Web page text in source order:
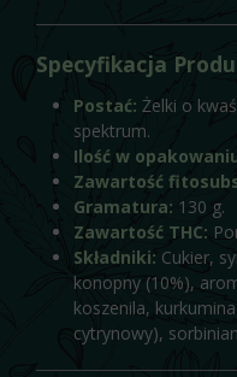
Specyfikacja
Postać: Żelki o
spektrum.
Ilość w
Zawartość
Gramatura: 130 g.
Zawartość THC:
Składniki: Cukier,
konopny (10%),
koszenila,
cytrynowy),